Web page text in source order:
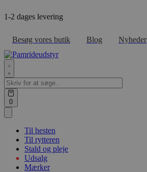
to
1-2 dages levering
Besøg vores butik Blog Nyheder
Search
for:
0Open
cart
Til hesten
Til rytteren
Stald og pleje
Udsalg
Mærker